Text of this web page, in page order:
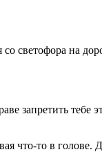
светофора на
запретить тебе
что-то в голове.